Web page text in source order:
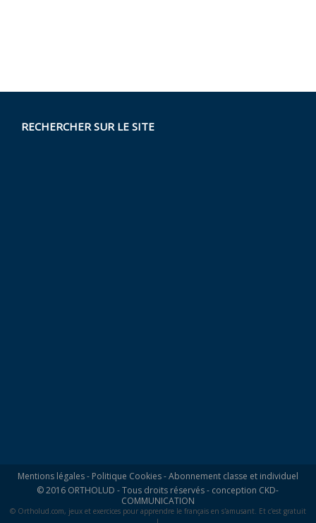
RECHERCHER SUR LE SITE
Mentions légales- Politique Cookies-Abonnement classe et individuel
© 2016 ORTHOLUD - Tous droits réservés - conception CKD-
COMMUNICATION
© Ortholud.com, jeux et exercices pour apprendre le français en s'amusant. Et c'est gratuit